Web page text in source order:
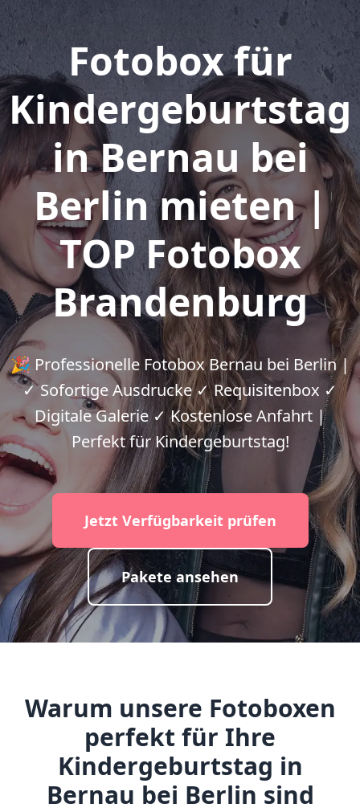
Fotobox für
Kindergeburtstag
in Bernau bei
Berlin mieten |
TOP Fotobox
Brandenburg
🎉 Professionelle Fotobox Bernau bei Berlin |
✓ Sofortige Ausdrucke ✓ Requisitenbox ✓
Digitale Galerie ✓ Kostenlose Anfahrt |
Perfekt für Kindergeburtstag!
Jetzt Verfügbarkeit prüfen
Pakete ansehen
Warum unsere Fotoboxen
perfekt für Ihre
Kindergeburtstag in
Bernau bei Berlin sind